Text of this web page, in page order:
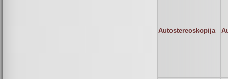
Autostereoskopija